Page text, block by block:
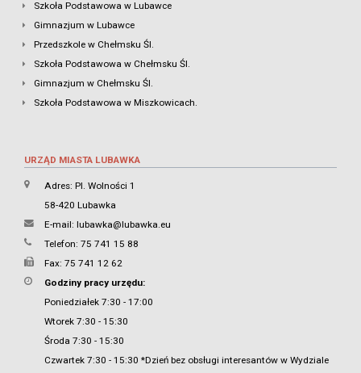
Szkoła Podstawowa w Lubawce
Gimnazjum w Lubawce
Przedszkole w Chełmsku Śl.
Szkoła Podstawowa w Chełmsku Śl.
Gimnazjum w Chełmsku Śl.
Szkoła Podstawowa w Miszkowicach.
URZĄD MIASTA LUBAWKA
Adres: Pl. Wolności 1
58-420 Lubawka
E-mail: lubawka@lubawka.eu
Telefon: 75 741 15 88
Fax: 75 741 12 62
Godziny pracy urzędu:
Poniedziałek 7:30 - 17:00
Wtorek 7:30 - 15:30
Środa 7:30 - 15:30
Czwartek 7:30 - 15:30 *Dzień bez obsługi interesantów w Wydziale